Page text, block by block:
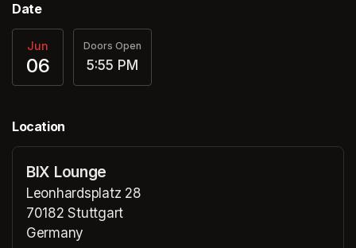
Date
Jun
06
Doors Open
5:55 PM
Location
BIX Lounge
Leonhardsplatz 28
70182 Stuttgart
Germany